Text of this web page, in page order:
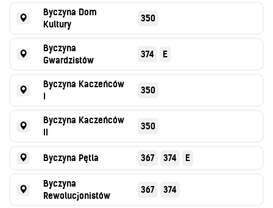
Byczyna Dom
Kultury
350
Byczyna
Gwardzistów
374 E
Byczyna Kaczeńców
I
350
Byczyna Kaczeńców
II
350
Byczyna Pętla 367 374 E
Byczyna
Rewolucjonistów
367 374